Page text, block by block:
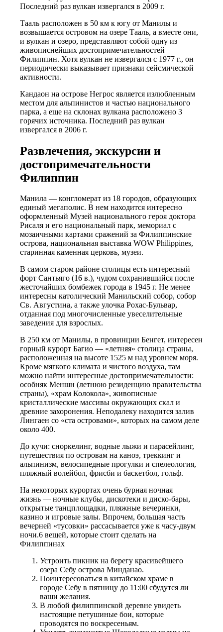
Последний раз вулкан извергался в 2009 г.
Тааль расположен в 50 км к югу от Манилы и
возвышается островом на озере Тааль, а вместе они,
и вулкан и озеро, представляют собой одну из
живописнейших достопримечательностей
Филиппин. Хотя вулкан не извергался с 1977 г., он
периодически выказывает признаки сейсмической
активности.
Кандаон на острове Негрос является излюбленным
местом для альпинистов и частью национального
парка, а еще на склонах вулкана расположено 3
горячих источника. Последний раз вулкан
извергался в 2006 г.
Развлечения, экскурсии и
достопримечательности
Филиппин
Манила — конгломерат из 18 городов, образующих
единый мегаполис. В нем находится интересно
оформленный Музей национального героя доктора
Рисаля и его национальный парк, мемориал с
мозаичными картами сражений за Филиппинские
острова, национальная выставка WOW Philippines,
старинная каменная церковь, музеи.
В самом старом районе столицы есть интересный
форт Сантьяго (16 в.), чудом сохранившийся после
жесточайших бомбежек города в 1945 г. Не менее
интересны католический Манильский собор, собор
Св. Августина, а также улочка Рохас-Бульвар,
отданная под многочисленные увеселительные
заведения для взрослых.
В 250 км от Манилы, в провинции Бенгет, интересен
горный курорт Багио — «летняя» столица страны,
расположенная на высоте 1525 м над уровнем моря.
Кроме мягкого климата и чистого воздуха, там
можно найти интересные достопримечательности:
особняк Меншн (летнюю резиденцию правительства
страны), «храм Колокола», живописные
кристаллические массивы окружающих скал и
древние захоронения. Неподалеку находится залив
Лингаен со «ста островами», которых на самом деле
около 400.
До кучи: сноркелинг, водные лыжи и парасейлинг,
путешествия по островам на каноэ, треккинг и
альпинизм, велосипедные прогулки и спелеология,
пляжный волейбол, фрисби и баскетбол, гольф.
На некоторых курортах очень бурная ночная
жизнь — ночные клубы, дискотеки и диско-бары,
открытые танцплощадки, пляжные вечеринки,
казино и игровые залы. Впрочем, большая часть
вечерней «тусовки» рассасывается уже к часу-двум
ночи.6 вещей, которые стоит сделать на
Филиппинах
Устроить пикник на берегу красивейшего
озера Себу острова Минданао.
Поинтересоваться в китайском храме в
городе Себу в пятницу до 11:00 сбудутся ли
ваши желания.
В любой филиппинской деревне увидеть
настоящие петушиные бои, которые
проводятся по воскресеньям.